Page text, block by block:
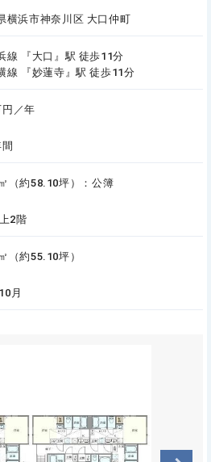
横浜市神奈川区 大口仲町
線 『大口』駅 徒歩11分
線 『妙蓮寺』駅 徒歩11分
／年
（約58.10坪）：公簿
2階
（約55.10坪）
月